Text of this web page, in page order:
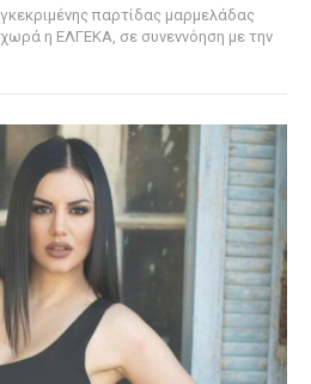
παρτίδας μαρμελάδας
η ΕΛΓΕΚΑ, σε συνεννόηση με την